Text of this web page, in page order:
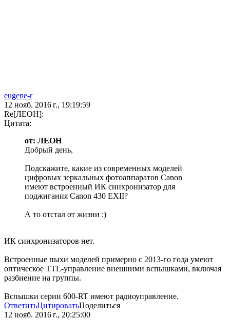
eugene-r
12 нояб. 2016 г., 19:19:59
Re[ЛЕОН]:
Цитата:
от: ЛЕОН
Добрый день,
Подскажите, какие из современных моделей
цифровых зеркальных фотоаппаратов Canon
имеют встроенный ИК синхронизатор для
поджигания Canon 430 EXII?
А то отстал от жизни :)
ИК синхронизаторов нет.
Встроенные пыхи моделей примерно с 2013-го года умеют
оптическое TTL-управление внешними вспышками, включая
разбиение на группы.
Вспышки серии 600-RT имеют радиоуправление.
ОтветитьЦитироватьПоделиться
12 нояб. 2016 г., 20:25:00